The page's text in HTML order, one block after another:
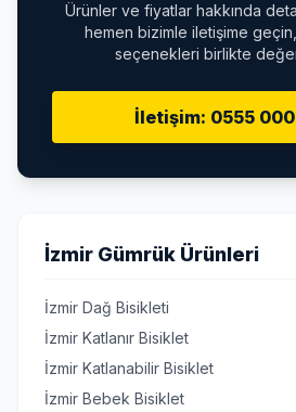
Ürünler ve fiyatlar hakkında
hemen bizimle iletişime
seçenekleri birlikte
İletişim: 0555
İzmir Gümrük Ürünleri
İzmir Dağ Bisikleti
İzmir Katlanır Bisiklet
İzmir Katlanabilir Bisiklet
İzmir Bebek Bisiklet